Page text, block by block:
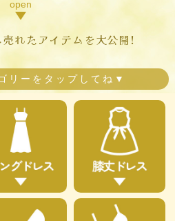
れたアイテムを大公開!
リーをタップしてね▼